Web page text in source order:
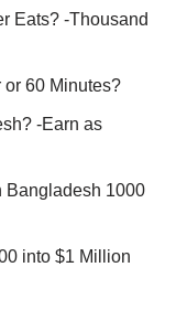
Eats? -Thousand
or 60 Minutes?
-Earn as
Bangladesh 1000
into $1 Million